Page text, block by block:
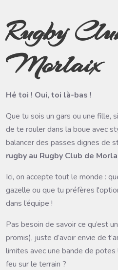
Rugby
Morlaix
Hé toi ! Oui, toi là-bas !
Que tu sois un gars ou une fille,
de te rouler dans la boue avec
balancer des passes dignes de
rugby au Rugby Club de
Ici, on accepte tout le monde :
gazelle ou que tu préfères
dans l’équipe ! ️
Pas besoin de savoir ce qu’est
promis), juste d’avoir envie de
limites avec une bande de
feu sur le terrain ?